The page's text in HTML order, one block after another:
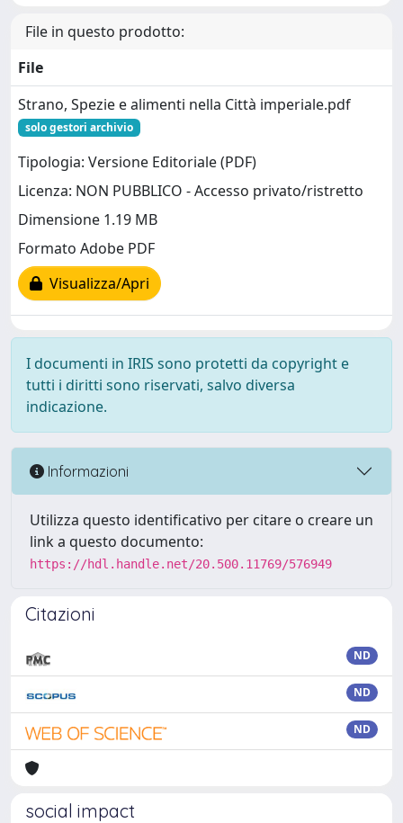
File in questo prodotto:
File
Strano, Spezie e alimenti nella Città imperiale.pdf
solo gestori archivio
Tipologia: Versione Editoriale (PDF)
Licenza: NON PUBBLICO - Accesso privato/ristretto
Dimensione 1.19 MB
Formato Adobe PDF
Visualizza/Apri
I documenti in IRIS sono protetti da copyright e
tutti i diritti sono riservati, salvo diversa
indicazione.
Informazioni
Utilizza questo identificativo per citare o creare un
link a questo documento:
https://hdl.handle.net/20.500.11769/576949
Citazioni
ND
ND
ND
social impact